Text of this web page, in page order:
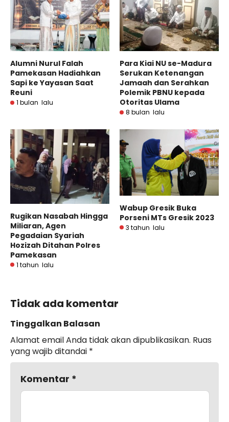
Alumni Nurul Falah
Pamekasan Hadiahkan
Sapi ke Yayasan Saat
Reuni
1 bulan lalu
Para Kiai NU se-Madura
Serukan Ketenangan
Jamaah dan Serahkan
Polemik PBNU kepada
Otoritas Ulama
8 bulan lalu
Rugikan Nasabah Hingga
Miliaran, Agen
Pegadaian Syariah
Hozizah Ditahan Polres
Pamekasan
1 tahun lalu
Wabup Gresik Buka
Porseni MTs Gresik 2023
3 tahun lalu
Tidak ada komentar
Tinggalkan Balasan
Alamat email Anda tidak akan dipublikasikan. Ruas
yang wajib ditandai *
Komentar *